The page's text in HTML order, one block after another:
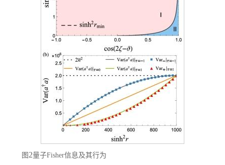
图 2量子Fisher信息及其行为